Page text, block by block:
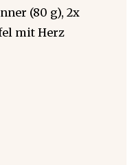
(80 g), 2x
mit Herz